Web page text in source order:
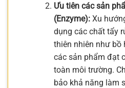
Ưu tiên các sản
(Enzyme):Xu
dụng các chất tẩy
thiên nhiên như bồ
các sản phẩm đạt
toàn môi trường.
bảo khả năng làm